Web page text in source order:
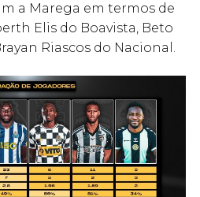
a Marega em termos de
Elis do Boavista, Beto
Riascos do Nacional.